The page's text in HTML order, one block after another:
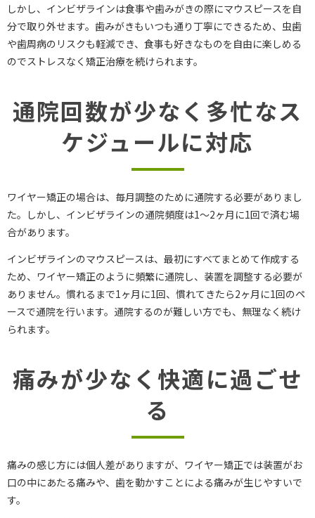
しかし、インビザラインは食事や歯みがきの際にマウスピースを自
分で取り外せます。歯みがきもいつも通り丁寧にできるため、虫歯
や歯周病のリスクも軽減でき、食事も好きなものを自由に楽しめる
のでストレスなく矯正治療を続けられます。
通院回数が少なく多忙なス
ケジュールに対応
ワイヤー矯正の場合は、毎月調整のために通院する必要がありまし
た。しかし、インビザラインの通院頻度は1～2ヶ月に1回で済む場
合があります。
インビザラインのマウスピースは、最初にすべてまとめて作成する
ため、ワイヤー矯正のように頻繁に通院し、装置を調整する必要が
ありません。慣れるまで1ヶ月に1回、慣れてきたら2ヶ月に1回のペ
ースで通院を行います。通院するのが難しい方でも、無理なく続け
られます。
痛みが少なく快適に過ごせ
る
痛みの感じ方には個人差がありますが、ワイヤー矯正では装置がお
口の中にあたる痛みや、歯を動かすことによる痛みが生じやすいで
す。